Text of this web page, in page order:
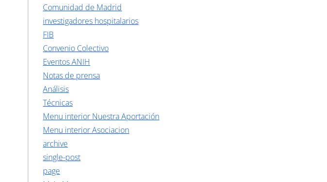
Comunidad de Madrid
investigadores hospitalarios
FIB
Convenio Colectivo
Eventos ANIH
Notas de prensa
Análisis
Técnicas
Menu interior Nuestra Aportación
Menu interior Asociacion
archive
single-post
page